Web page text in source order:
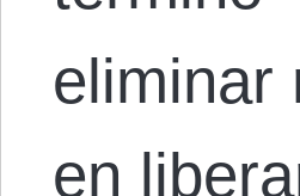
eliminar
en